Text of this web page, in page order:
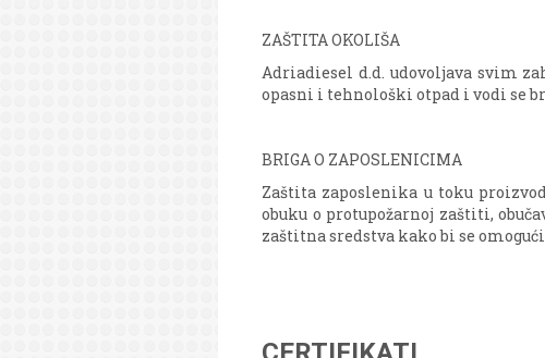
ZAŠTITA OKOLIŠA
Adriadiesel d.d. udovoljava svim
opasni i tehnološki otpad i vodi se
BRIGA O ZAPOSLENICIMA
Zaštita zaposlenika u toku
obuku o protupožarnoj zaštiti,
zaštitna sredstva kako bi se